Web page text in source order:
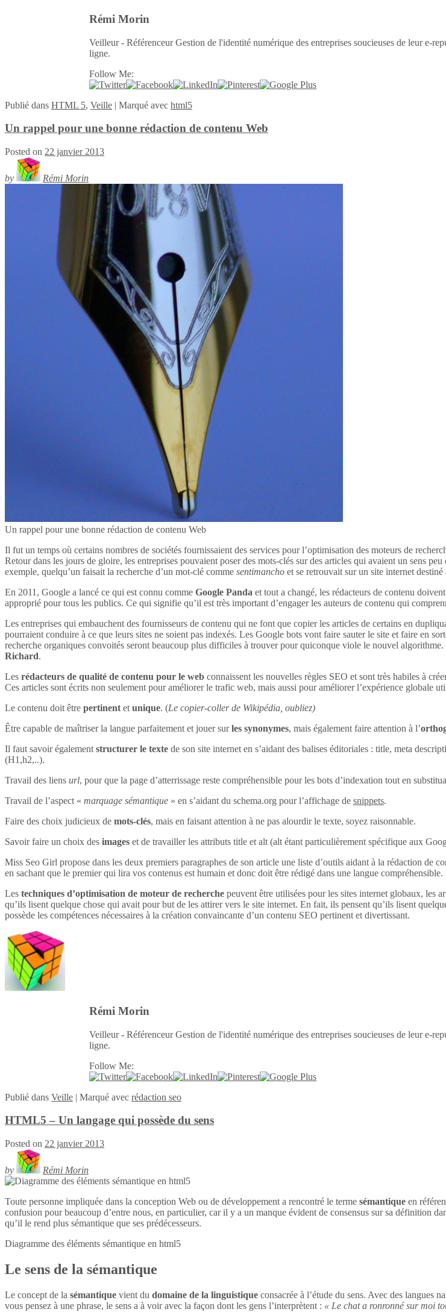
Rémi Morin
Veilleur - Référenceur Gestion de l'identité numérique des entreprises soucieuses de leur e-
ligne.
Follow Me:
Publié dans HTML 5, Veille | Marqué avec html5
Un rappel pour une bonne rédaction de contenu Web
Posted on 22 janvier 2013
by Rémi Morin
Un rappel pour une bonne rédaction de contenu Web
Il fut un temps où certains nombres de sociétés fournissaient des services pour l’optimisation des moteurs de
Retour dans les jours de gloire, les entreprises pouvaient poser des mots-clés sur des articles qui avaient un sens
exemple, quelqu’un faisait la recherche d’un mot-clé comme sentimancho et se retrouvait sur un site internet
En 2011, Google a lancé ce qui est connu comme Google Panda et tout a changé, les rédacteurs de contenu
approprié pour tous les publics. Ce qui signifie qu’il est très important d’engager les auteurs de contenu qui
Les entreprises qui embauchent des fournisseurs de contenu qui ne font que copier les articles de certains en
pourraient conduire à ce que leurs sites ne soient pas indexés. Les Google bots vont faire sauter le site et faire en
recherche organiques convoités seront beaucoup plus difficiles à trouver pour quiconque viole le nouvel
Richard.
Les rédacteurs de qualité de contenu pour le web connaissent les nouvelles règles SEO et sont très habiles à
Ces articles sont écrits non seulement pour améliorer le trafic web, mais aussi pour améliorer l’expérience globale
Le contenu doit être pertinent et unique. (Le copier-coller de Wikipédia, oubliez)
Être capable de maîtriser la langue parfaitement et jouer surles synonymes, mais également faire attention à l’
Il faut savoir également structurer le texte de son site internet en s’aidant des balises éditoriales : title, meta
(H1,h2,..).
Travail des liens url, pour que la page d’atterrissage reste compréhensible pour les bots d’indexation tout en
Travail de l’aspect « marquage sémantique » en s’aidant du schema.org pour l’affichage de snippets.
Faire des choix judicieux de mots-clés, mais en faisant attention à ne pas alourdir le texte, soyez raisonnable.
Savoir faire un choix des images et de travailler les attributs title et alt (alt étant particulièrement spécifique aux
Miss Seo Girl propose dans les deux premiers paragraphes de son article une liste d’outils aidant à la rédaction de
en sachant que le premier qui lira vos contenus est humain et donc doit être rédigé dans une langue compréhensible.
Les techniques d’optimisation de moteur de recherche peuvent être utilisées pour les sites internet globaux, les
qu’ils lisent quelque chose qui avait pour but de les attirer vers le site internet. En fait, ils pensent qu’ils lisent
possède les compétences nécessaires à la création convaincante d’un contenu SEO pertinent et divertissant.
Rémi Morin
Veilleur - Référenceur Gestion de l'identité numérique des entreprises soucieuses de leur e-
ligne.
Follow Me:
Publié dans Veille | Marqué avec rédaction seo
HTML5 – Un langage qui possède du sens
Posted on 22 janvier 2013
by Rémi Morin
Toute personne impliquée dans la conception Web ou de développement a rencontré le terme sémantique en
confusion pour beaucoup d’entre nous, en particulier, car il y a un manque évident de consensus sur sa définition
qu’il le rend plus sémantique que ses prédécesseurs.
Diagramme des éléments sémantique en html5
Le sens de la sémantique
Le concept de la sémantique vient du domaine de la linguistique consacrée à l’étude du sens. Avec des langues
vous pensez à une phrase, le sens a à voir avec la façon dont les gens l’interprètent : « Le chat a ronronné sur moi